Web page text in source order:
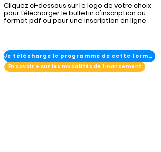
Cliquez ci-dessous sur le logo de votre choix
pour télécharger le bulletin d'inscription au
format pdf ou pour une inscription en ligne
Je télécharge le programme de cette formation
En savoir + sur les modalités de financement